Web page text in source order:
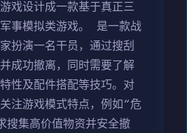
戏设计成一款基于真正三
事模拟类游戏。 是一款战
扮演一名干员，通过搜刮
成功撤离，同时需要了解
性及配件搭配等技巧。对
注游戏模式特点，例如“危
搜集高价值物资并安全撤